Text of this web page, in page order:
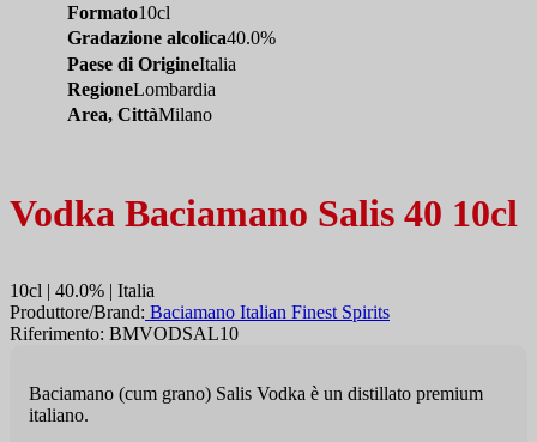
Formato10cl
Gradazione alcolica40.0%
Paese di OrigineItalia
RegioneLombardia
Area, CittàMilano
Vodka Baciamano Salis 40 10cl
10cl | 40.0% | Italia
Produttore/Brand: Baciamano Italian Finest Spirits
Riferimento: BMVODSAL10
Baciamano (cum grano) Salis Vodka è un distillato premium
italiano.